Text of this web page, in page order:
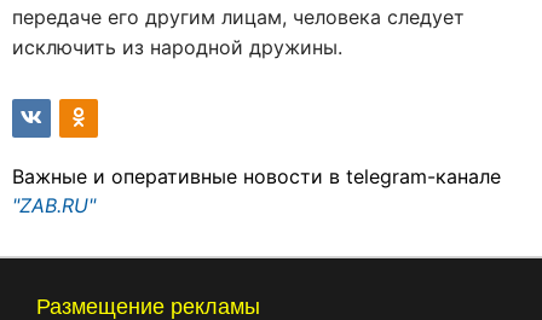
передаче его другим лицам, человека следует
исключить из народной дружины.
Важные и оперативные новости в telegram-канале
"ZAB.RU"
Размещение рекламы